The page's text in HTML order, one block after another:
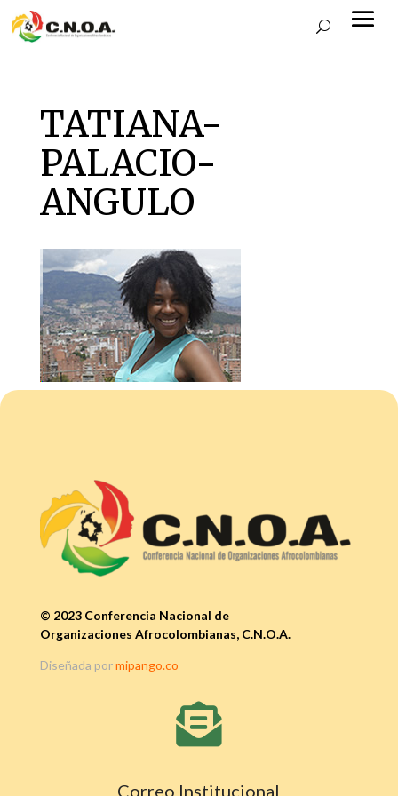
TATIANA-
PALACIO-
ANGULO
© 2023 Conferencia Nacional de
Organizaciones Afrocolombianas, C.N.O.A.
Diseñada pormipango.co

Correo Institucional